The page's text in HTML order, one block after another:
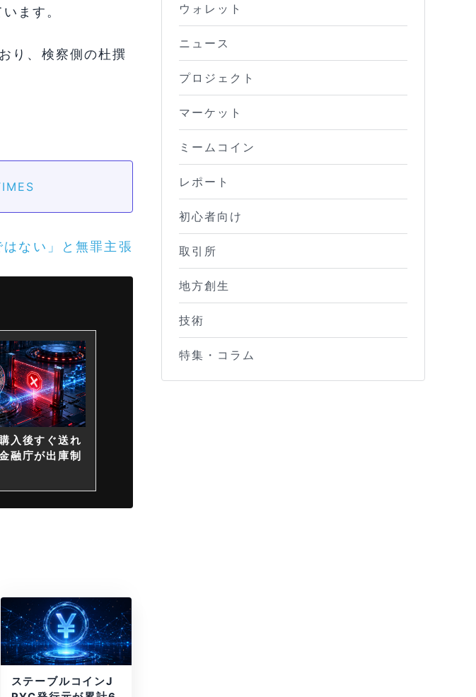
ます。
り、検察側の杜撰
ない」と無罪主張
入後すぐ送れ
融庁が出庫制
ステーブルコインJ
ウォレット
ニュース
プロジェクト
マーケット
ミームコイン
レポート
初心者向け
取引所
地方創生
技術
特集・コラム